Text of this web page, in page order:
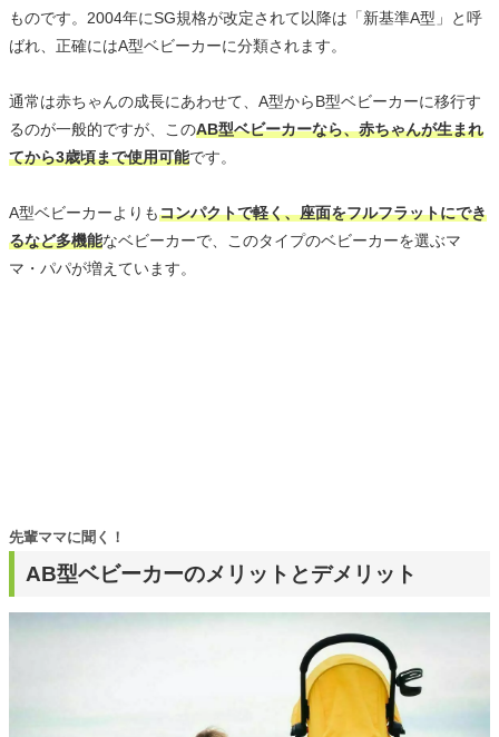
ものです。2004年にSG規格が改定されて以降は「新基準A型」と呼
ばれ、正確にはA型ベビーカーに分類されます。
通常は赤ちゃんの成長にあわせて、A型からB型ベビーカーに移行す
るのが一般的ですが、このAB型ベビーカーなら、赤ちゃんが生まれ
てから3歳頃まで使用可能です。
A型ベビーカーよりもコンパクトで軽く、座面をフルフラットにでき
るなど多機能なベビーカーで、このタイプのベビーカーを選ぶマ
マ・パパが増えています。
AB型ベビーカーのメリットとデメリット
先輩ママに聞く！